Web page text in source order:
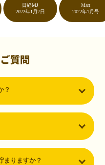
を楽しんでます♪
発行するだけでポイントが貯ま
ードの発行やアプリダウンロー
日経MJ
2022年1月7日
2022年1月号
質問
？
まりますか？